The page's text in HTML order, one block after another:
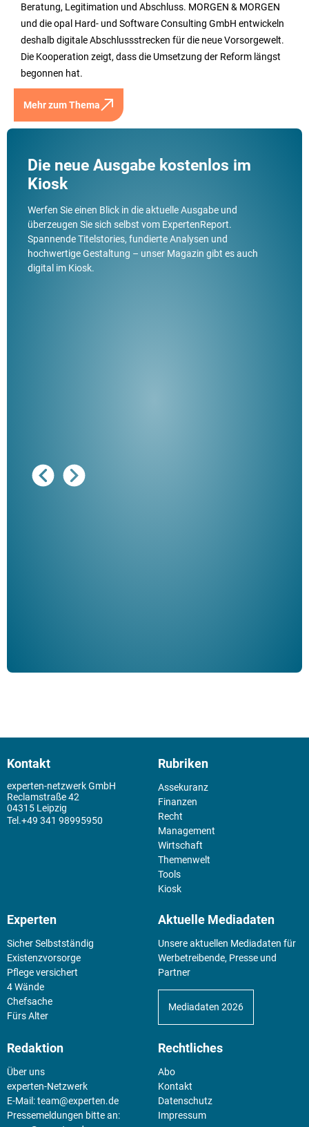
Beratung, Legitimation und Abschluss. MORGEN & MORGEN
und die opal Hard- und Software Consulting GmbH entwickeln
deshalb digitale Abschlussstrecken für die neue Vorsorgewelt.
Die Kooperation zeigt, dass die Umsetzung der Reform längst
begonnen hat.
Mehr zum Thema
Die neue Ausgabe kostenlos im
Kiosk
Werfen Sie einen Blick in die aktuelle Ausgabe und
überzeugen Sie sich selbst vom ExpertenReport.
Spannende Titelstories, fundierte Analysen und
hochwertige Gestaltung – unser Magazin gibt es auch
digital im Kiosk.
Kontakt
experten-netzwerk GmbH
Reclamstraße 42
04315 Leipzig
+49 341 98995950
Rubriken
Assekuranz
Finanzen
Recht
Management
Wirtschaft
Themenwelt
Tools
Kiosk
Experten
Sicher Selbstständig
Existenz­vorsorge
Pflege versichert
4 Wände
Chefsache
Fürs Alter
Aktuelle Mediadaten
Unsere aktuellen Mediadaten für
Werbetreibende, Presse und
Partner
Mediadaten 2026
Redaktion
Über uns
experten-Netzwerk
E-Mail:team@experten.de
Pressemeldungen bitte an:
Rechtliches
Abo
Kontakt
Datenschutz
Impressum